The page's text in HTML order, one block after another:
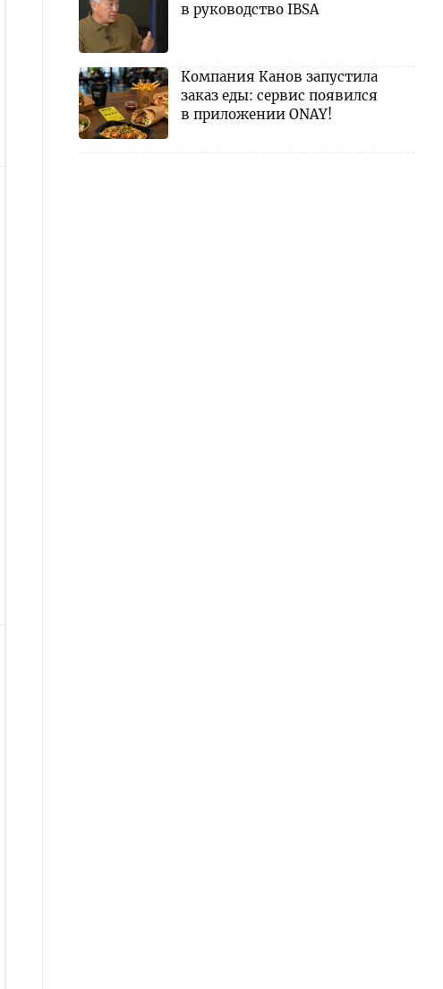
в руководство IBSA
Компания Канов запустила
заказ еды: сервис появился
в приложении ONAY!